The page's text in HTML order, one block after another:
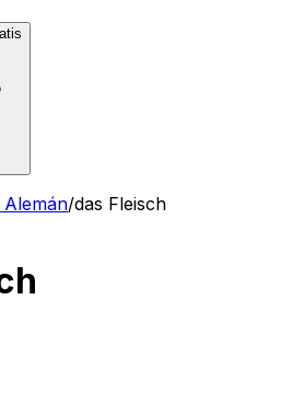
/das Fleisch